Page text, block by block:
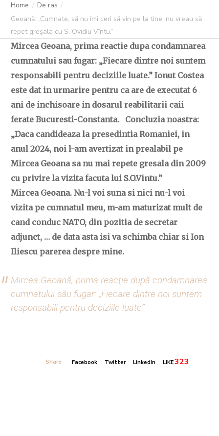
Home
De ras
Geoană: „Cumnate, să nu îmi ceri să vin pe la tine, nu vreau să
repet greșala cu S. Ovidiu Vîntu.”
Mircea Geoana, prima reactie dupa condamnarea
cumnatului sau fugar: „Fiecare dintre noi suntem
responsabili pentru deciziile luate.” Ionut Costea
este dat in urmarire pentru ca are de executat 6
ani de inchisoare in dosarul reabilitarii caii
ferate Bucuresti-Constanta. Concluzia noastra:
„Daca candideaza la presedintia Romaniei, in
anul 2024, noi l-am avertizat in prealabil pe
Mircea Geoana sa nu mai repete gresala din 2009
cu privire la vizita facuta lui S.O.Vintu.”
Mircea Geoana. Nu-l voi suna si nici nu-l voi
vizita pe cumnatul meu, m-am maturizat mult de
cand conduc NATO, din pozitia de secretar
adjunct, … de data asta isi va schimba chiar si Ion
Iliescu parerea despre mine.
Mircea Geoană, prima reacţie după condamnarea
cumnatului său fugar: „Fiecare dintre noi suntem
responsabili pentru deciziile luate”
Share Facebook Twitter LinkedIn LIKE323